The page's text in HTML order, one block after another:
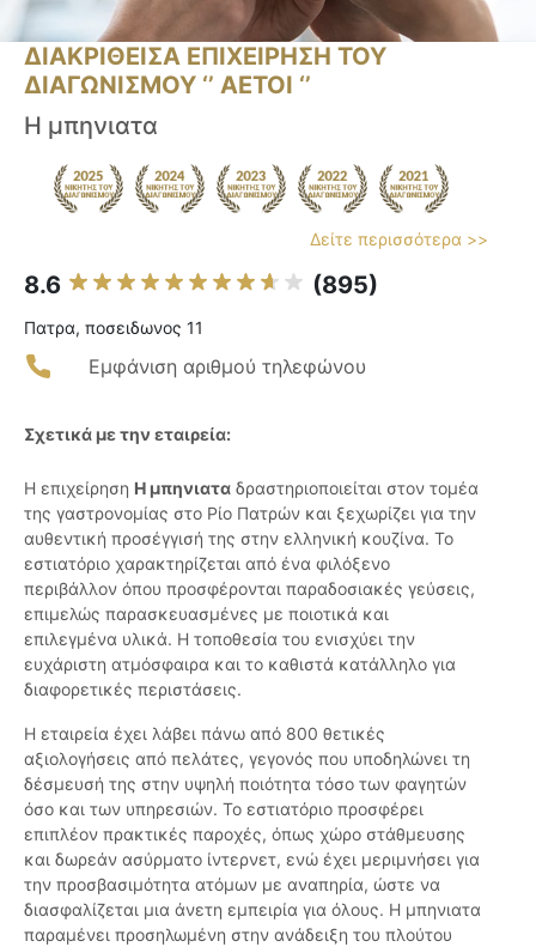
ΔΙΑΚΡΙΘΕΙΣΑ ΕΠΙΧΕΙΡΗΣΗ ΤΟΥ
ΔΙΑΓΩΝΙΣΜΟΥ ‘’ ΑΕΤΟΙ ‘’
Η μπηνιατα
Δείτε περισσότερα >>
8.6 (895)
Πατρα, ποσειδωνος 11
Εμφάνιση αριθμού τηλεφώνου
Σχετικά με την εταιρεία:
Η επιχείρηση Η μπηνιατα δραστηριοποιείται στον τομέα
της γαστρονομίας στο Ρίο Πατρών και ξεχωρίζει για την
αυθεντική προσέγγισή της στην ελληνική κουζίνα. Το
εστιατόριο χαρακτηρίζεται από ένα φιλόξενο
περιβάλλον όπου προσφέρονται παραδοσιακές γεύσεις,
επιμελώς παρασκευασμένες με ποιοτικά και
επιλεγμένα υλικά. Η τοποθεσία του ενισχύει την
ευχάριστη ατμόσφαιρα και το καθιστά κατάλληλο για
διαφορετικές περιστάσεις.
Η εταιρεία έχει λάβει πάνω από 800 θετικές
αξιολογήσεις από πελάτες, γεγονός που υποδηλώνει τη
δέσμευσή της στην υψηλή ποιότητα τόσο των φαγητών
όσο και των υπηρεσιών. Το εστιατόριο προσφέρει
επιπλέον πρακτικές παροχές, όπως χώρο στάθμευσης
και δωρεάν ασύρματο ίντερνετ, ενώ έχει μεριμνήσει για
την προσβασιμότητα ατόμων με αναπηρία, ώστε να
διασφαλίζεται μια άνετη εμπειρία για όλους. Η μπηνιατα
παραμένει προσηλωμένη στην ανάδειξη του πλούτου